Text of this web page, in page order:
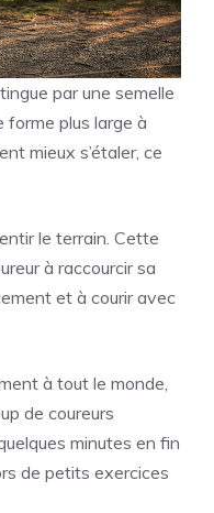
par une semelle
forme plus large à
mieux s’étaler, ce
le terrain. Cette
à raccourcir sa
et à courir avec
à tout le monde,
de coureurs
minutes en fin
de petits exercices